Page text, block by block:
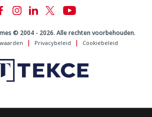
© 2004 - 2026. Alle rechten voorbehouden.
Privacybeleid Cookiebeleid